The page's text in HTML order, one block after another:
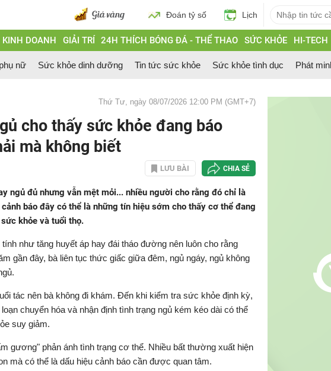
Đoán tỷ số Lịch
KINH DOANH GIẢI TRÍ 24H THÍCH BÓNG ĐÁ - THỂ THAO SỨC KHỎE HI-TECH
nữ Sức khỏe dinh dưỡng Tin tức sức khỏe Sức khỏe tình dục Phát
Thứ Tư, ngày 08/07/2026 12:00 PM (GMT+7)
cho thấy sức khỏe đang báo
mà không biết
LƯU BÀI CHIA SẺ
ngủ đủ nhưng vẫn mệt mỏi... nhiều người cho rằng đó chỉ là
báo đây có thể là những tín hiệu sớm cho thấy cơ thể đang
khỏe và tuổi thọ.
như tăng huyết áp hay đái tháo đường nên luôn cho rằng
gần đây, bà liên tục thức giấc giữa đêm, ngủ ngáy, ngủ không
tác nên bà không đi khám. Đến khi kiểm tra sức khỏe định kỳ,
chuyển hóa và nhận định tình trạng ngủ kém kéo dài có thể
suy giảm.
gương" phản ánh tình trạng cơ thể. Nhiều bất thường xuất hiện
mà có thể là dấu hiệu cảnh báo cần được quan tâm.